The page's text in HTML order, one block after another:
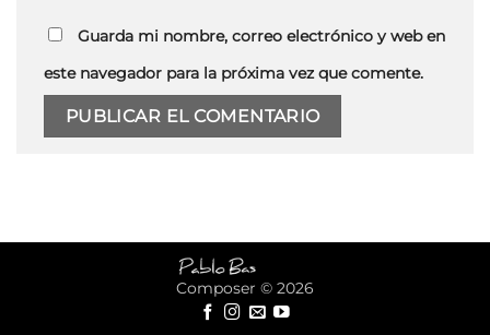
Guarda mi nombre, correo electrónico y web en
este navegador para la próxima vez que comente.
Composer © 2026